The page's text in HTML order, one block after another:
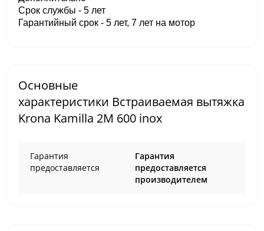
Срок службы - 5 лет
Гарантийный срок - 5 лет, 7 лет на мотор
Основные
характеристики Встраиваемая вытяжка
Krona Kamilla 2M 600 inox
Гарантия
предоставляется
Гарантия
предоставляется
производителем